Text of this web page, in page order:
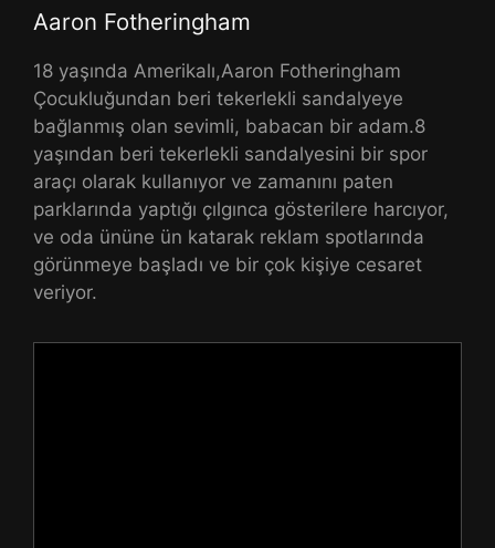
Aaron Fotheringham
18 yaşında Amerikalı,Aaron Fotheringham
Çocukluğundan beri tekerlekli sandalyeye
bağlanmış olan sevimli, babacan bir adam.8
yaşından beri tekerlekli sandalyesini bir spor
araçı olarak kullanıyor ve zamanını paten
parklarında yaptığı çılgınca gösterilere harcıyor,
ve oda ününe ün katarak reklam spotlarında
görünmeye başladı ve bir çok kişiye cesaret
veriyor.